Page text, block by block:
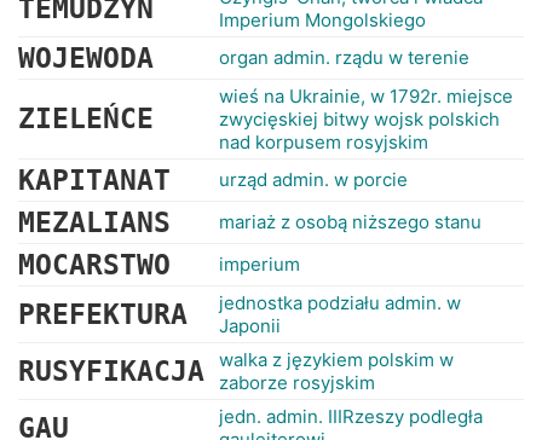
TEMUDŻYN
Imperium Mongolskiego
WOJEWODA organ admin. rządu w terenie
ZIELEŃCE
wieś na Ukrainie, w 1792r. miejsce
zwycięskiej bitwy wojsk polskich
nad korpusem rosyjskim
KAPITANAT urząd admin. w porcie
MEZALIANS mariaż z osobą niższego stanu
MOCARSTWO imperium
PREFEKTURA
jednostka podziału admin. w
Japonii
RUSYFIKACJA
walka z językiem polskim w
zaborze rosyjskim
GAU
jedn. admin. IIIRzeszy podległa